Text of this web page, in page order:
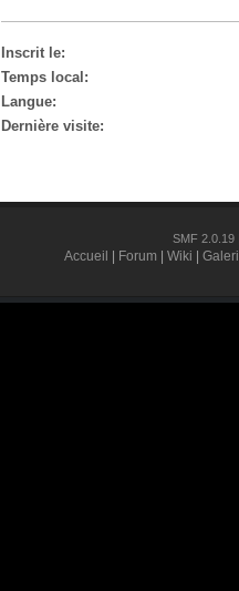
Inscrit le:
Temps local:
Langue:
Dernière visite:
SMF 2.0.19
Accueil Forum Wiki